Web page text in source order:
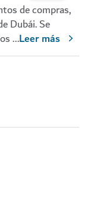
de compras,
Dubái. Se
...Leer más